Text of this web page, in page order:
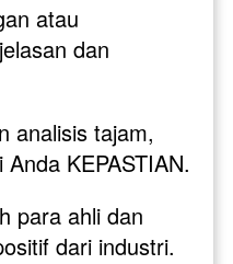
atau
dan
analisis tajam,
para ahli dan
dari industri.